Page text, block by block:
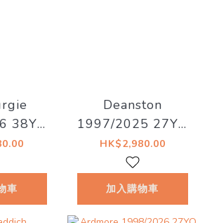
38YO
-
車
Deanston
1997/2025 27YO
Refill Hogshead
50.4% Decadent
Drinks - Decadent
HK$2,980.00
加入購物車